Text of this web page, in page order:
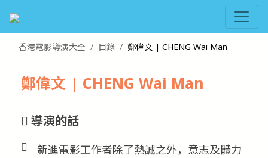
香港電影導演大全 目錄 鄭偉文 | CHENG Wai Man
鄭偉文 | CHENG Wai Man
導演的話
新進電影工作者除了熱誠之外，意志及體力